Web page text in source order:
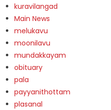
kuravilangad
Main News
melukavu
moonilavu
mundakkayam
obituary
pala
payyanithottam
plasanal